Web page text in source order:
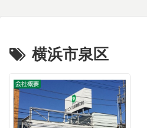
横浜市泉区
会社概要